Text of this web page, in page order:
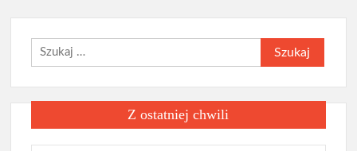
Szukaj:
Z ostatniej chwili